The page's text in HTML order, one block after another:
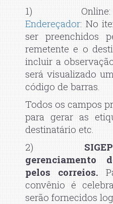
1) Online:
Endereçador: No
ser preenchidos
remetente e o
incluir a
será visualizado
código de barras.
Todos os campos
para gerar as
destinatário etc.
2)
gerenciamento
pelos correios.
convênio é
serão fornecidos